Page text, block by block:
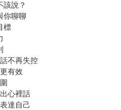
該說？
你聊聊
標
不再失控
有效
心裡話
達自己